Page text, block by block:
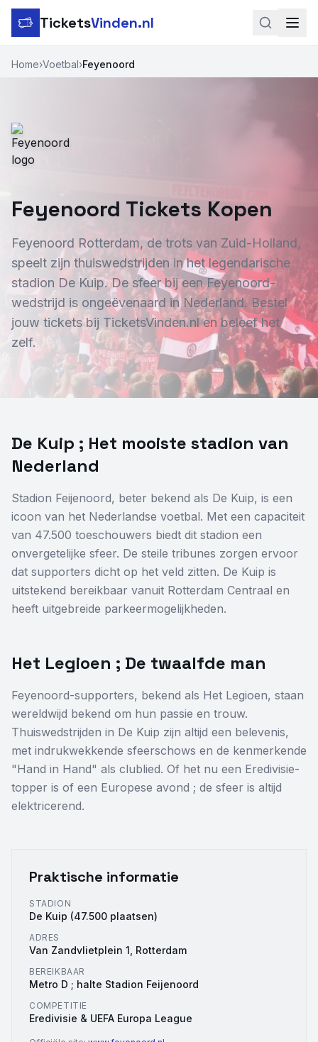
TicketsVinden.nl
Zoeken
Voetbal
Tennis
MotoGP
Rugby
Concerten
Overige
Home›Voetbal›Feyenoord
Feyenoord Tickets Kopen
Feyenoord Rotterdam, de trots van Zuid-Holland,
speelt zijn thuiswedstrijden in het legendarische
stadion De Kuip. De sfeer bij een Feyenoord-
wedstrijd is ongeëvenaard in Nederland. Bestel
jouw tickets bij TicketsVinden.nl en beleef het
zelf.
De Kuip ; Het mooiste stadion van
Nederland
Stadion Feijenoord, beter bekend als De Kuip, is een
icoon van het Nederlandse voetbal. Met een capaciteit
van 47.500 toeschouwers biedt dit stadion een
onvergetelijke sfeer. De steile tribunes zorgen ervoor
dat supporters dicht op het veld zitten. De Kuip is
uitstekend bereikbaar vanuit Rotterdam Centraal en
heeft uitgebreide parkeermogelijkheden.
Het Legioen ; De twaalfde man
Feyenoord-supporters, bekend als Het Legioen, staan
wereldwijd bekend om hun passie en trouw.
Thuiswedstrijden in De Kuip zijn altijd een belevenis,
met indrukwekkende sfeerschows en de kenmerkende
"Hand in Hand" als clublied. Of het nu een Eredivisie-
topper is of een Europese avond ; de sfeer is altijd
elektricerend.
Praktische informatie
STADION
De Kuip (47.500 plaatsen)
ADRES
Van Zandvlietplein 1, Rotterdam
BEREIKBAAR
Metro D ; halte Stadion Feijenoord
COMPETITIE
Eredivisie & UEFA Europa League